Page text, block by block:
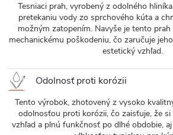
Tesniaci prah, vyrobený z odolného
pretekaniu vody zo sprchového kúta a
možným zatopením. Navyše je tento
mechanickému poškodeniu, čo zaručuje
estetický vzhľad.
Odolnosť proti korózii
Tento výrobok, zhotovený z vysoko
odolnosťou proti korózii, čo zaisťuje, že
vzhľad a plnú funkčnosť po dlhé obdobie,